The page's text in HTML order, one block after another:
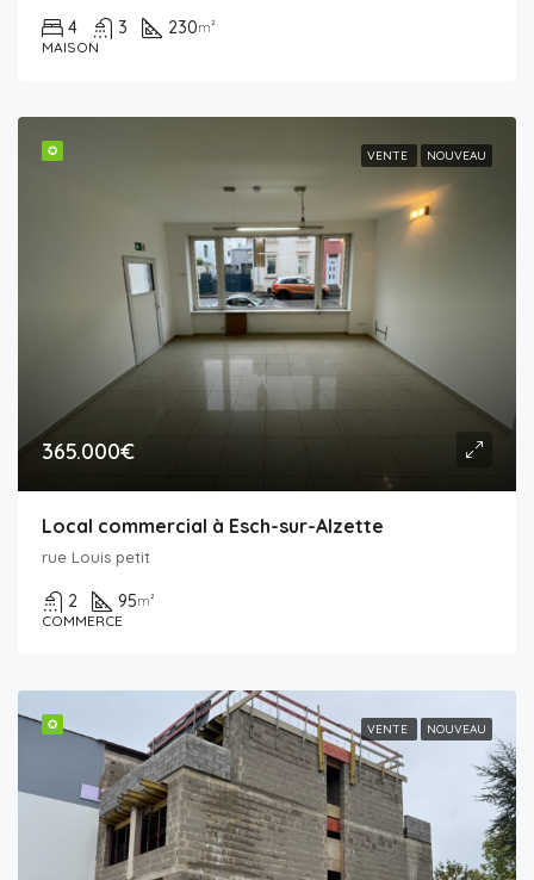
4 3 230m²
MAISON
✪ VENTE NOUVEAU
365.000€
Local commercial à Esch-sur-Alzette
rue Louis petit
2 95m²
COMMERCE
✪ VENTE NOUVEAU